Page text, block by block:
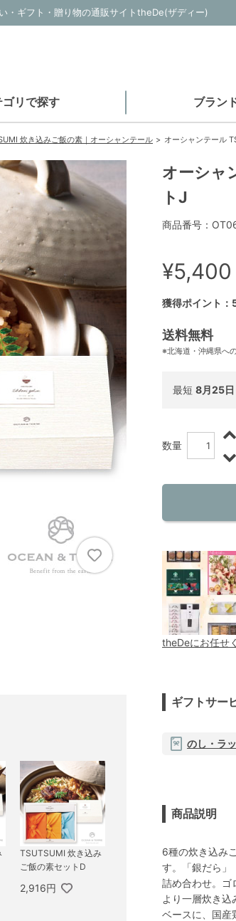
・ギフト・贈り物の通販サイトtheDe(ザディー)
ゴリで探す ブラン
炊き込みご飯の素｜オーシャンテール オーシャンテール
TSUTSUMI 炊き込み
ご飯の素セットD
2,916円
オーシャ
トJ
商品番号：
¥5,400
獲得ポイント
送料無料
※北海道・沖縄県へ
最短 8月25日
数量
theDeにお任せ
ギフトサー
のし・ラ
商品説明
6種の炊き込み
す。「銀だら」
詰め合わせ。ゴ
より一層炊き
ベースに、国産